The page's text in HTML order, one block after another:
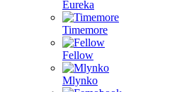
Eureka
Timemore
Fellow
Mlynko